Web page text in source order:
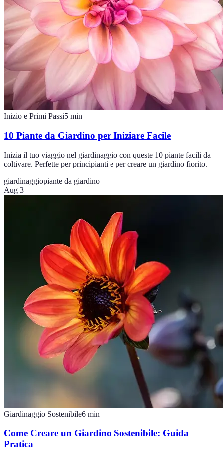
Inizio e Primi Passi5 min
10 Piante da Giardino per Iniziare Facile
Inizia il tuo viaggio nel giardinaggio con queste 10 piante facili da
coltivare. Perfette per principianti e per creare un giardino fiorito.
giardinaggiopiante da giardino
Aug 3
Giardinaggio Sostenibile6 min
Come Creare un Giardino Sostenibile: Guida
Pratica